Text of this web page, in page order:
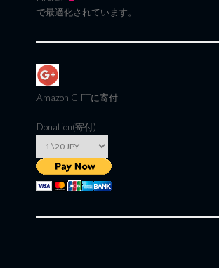
で最適化されています。
Amazon GIFTに寄付
Donation(寄付)